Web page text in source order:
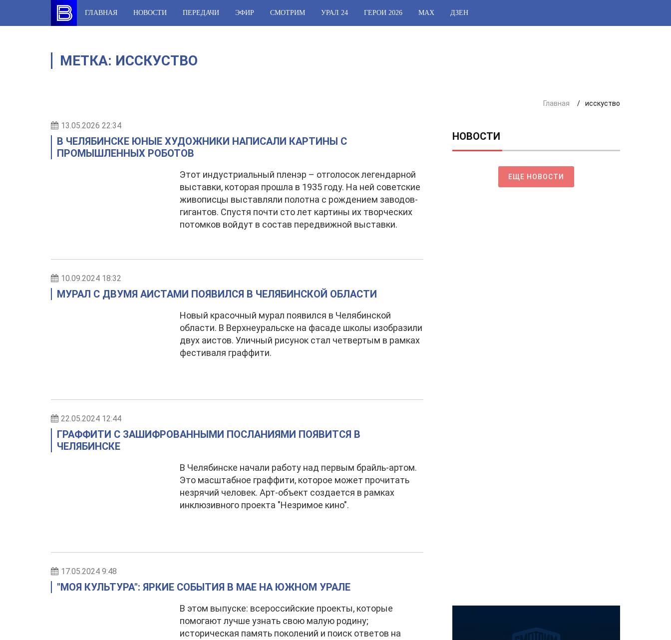
content
ГЛАВНАЯ НОВОСТИ ПЕРЕДАЧИ ЭФИР СМОТРИМ УРАЛ 24 ГЕРОИ 2026 МАХ ДЗЕН
МЕТКА: ИССКУСТВО
Главная исскуство
13.05.2026 22:34
В ЧЕЛЯБИНСКЕ ЮНЫЕ ХУДОЖНИКИ НАПИСАЛИ КАРТИНЫ С
ПРОМЫШЛЕННЫХ РОБОТОВ
Этот индустриальный пленэр – отголосок легендарной
выставки, которая прошла в 1935 году. На ней советские
живописцы выставляли полотна с рождением заводов-
гигантов. Спустя почти сто лет картины их творческих
потомков войдут в состав передвижной выставки.
10.09.2024 18:32
МУРАЛ С ДВУМЯ АИСТАМИ ПОЯВИЛСЯ В ЧЕЛЯБИНСКОЙ ОБЛАСТИ
Новый красочный мурал появился в Челябинской
области. В Верхнеуральске на фасаде школы изобразили
двух аистов. Уличный рисунок стал четвертым в рамках
фестиваля граффити.
22.05.2024 12:44
ГРАФФИТИ С ЗАШИФРОВАННЫМИ ПОСЛАНИЯМИ ПОЯВИТСЯ В
ЧЕЛЯБИНСКЕ
В Челябинске начали работу над первым брайль-артом.
Это масштабное граффити, которое может прочитать
незрячий человек. Арт-объект создается в рамках
инклюзивного проекта "Незримое кино".
17.05.2024 9:48
"МОЯ КУЛЬТУРА": ЯРКИЕ СОБЫТИЯ В МАЕ НА ЮЖНОМ УРАЛЕ
В этом выпуске: всероссийские проекты, которые
помогают лучше узнать свою малую родину;
историческая память поколений и поиск ответов на
НОВОСТИ
ЕЩЕ НОВОСТИ